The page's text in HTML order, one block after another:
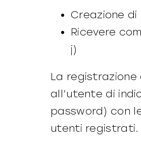
Creazione
Ricevere
j)
La registrazione
all’utente di
password) con
utenti registrati.